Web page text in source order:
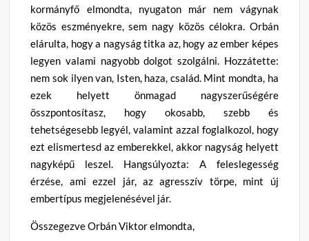
kormányfő elmondta, nyugaton már nem vágynak
közös eszményekre, sem nagy közös célokra. Orbán
elárulta, hogy a nagyság titka az, hogy az ember képes
legyen valami nagyobb dolgot szolgálni. Hozzátette:
nem sok ilyen van, Isten, haza, család. Mint mondta, ha
ezek helyett önmagad nagyszerűségére
összpontosítasz, hogy okosabb, szebb és
tehetségesebb legyél, valamint azzal foglalkozol, hogy
ezt elismertesd az emberekkel, akkor nagyság helyett
nagyképű leszel. Hangsúlyozta: A feleslegesség
érzése, ami ezzel jár, az agresszív törpe, mint új
embertípus megjelenésével jár.
Összegezve Orbán Viktor elmondta,